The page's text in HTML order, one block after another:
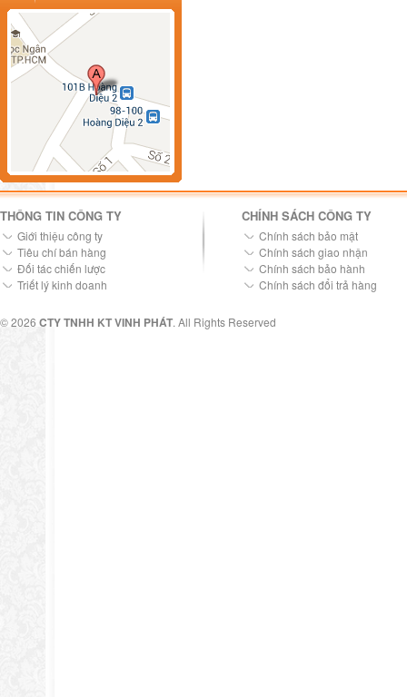
THÔNG TIN CÔNG TY
Giới thiệu công ty
Tiêu chí bán hàng
Đối tác chiến lược
Triết lý kinh doanh
CHÍNH SÁCH CÔNG TY
Chính sách bảo mật
Chính sách giao nhận
Chính sách bảo hành
Chính sách đổi trả hàng
© 2026 CTY TNHH KT VINH PHÁT. All Rights Reserved